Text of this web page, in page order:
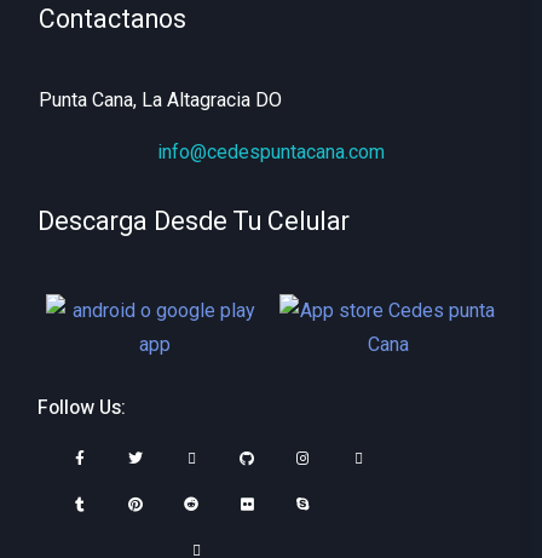
Contactanos
Punta Cana, La Altagracia DO
info@cedespuntacana.com
Descarga Desde Tu Celular
Follow Us: